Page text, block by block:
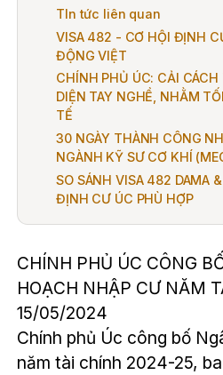
TIn tức liên quan
VISA 482 - CƠ HỘI ĐỊNH
ĐỘNG VIỆT
CHÍNH PHỦ ÚC: CẢI
DIỆN TAY NGHỀ, NHẰM
TẾ
30 NGÀY THÀNH CÔNG
NGÀNH KỸ SƯ CƠ KHÍ
SO SÁNH VISA 482 DAMA
ĐỊNH CƯ ÚC PHÙ HỢP
CHÍNH PHỦ ÚC CÔNG
HOẠCH NHẬP CƯ NĂM
15/05/2024
Chính phủ Úc công bố
năm tài chính 2024-25,